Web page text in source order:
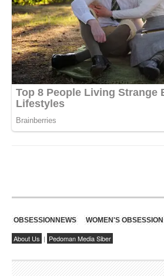
OBSESSIONNEWS WOMEN'S OBSESSION
About Us | Pedoman Media Siber